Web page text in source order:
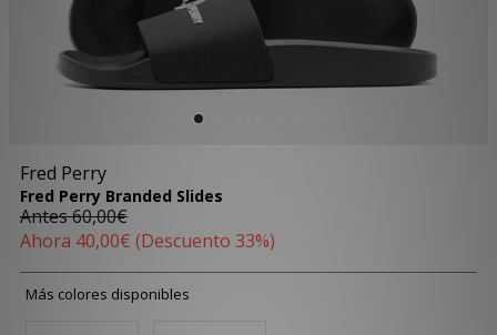
Fred Perry
Fred Perry Branded Slides
Antes60,00€
Ahora 40,00€ (Descuento 33%)
Más colores disponibles